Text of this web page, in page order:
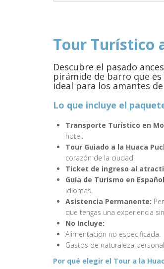
Tour Turístico
Descubre el pasado
pirámide de barro que
ideal para los amantes
Lo que incluye el
Transporte Turístico en
hotel.
Tour Guiado a la Huaca
corazón de la ciudad.
Ticket de ingreso al
Guía de Turismo en
idiomas.
Asistencia Permanente:
que tengas una experiencia sin
No Incluye:
Alimentación no especificada.
Gastos de naturaleza personal.
Por qué elegir el Tour a la